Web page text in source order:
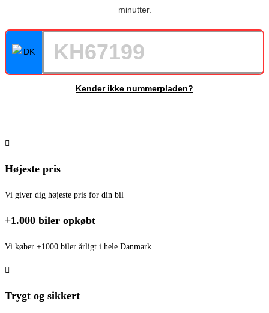
minutter.
Kender ikke nummerpladen?
Højeste pris
Vi giver dig højeste pris for din bil
+1.000 biler opkøbt
Vi køber +1000 biler årligt i hele Danmark
Trygt og sikkert